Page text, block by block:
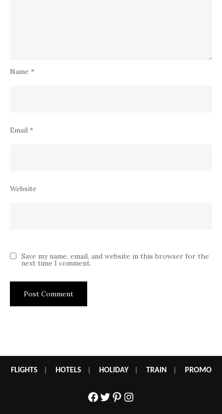
Name *
Email *
Website
Save my name, email, and website in this browser for the
next time I comment.
FLIGHTS HOTELS HOLIDAY| TRAIN PROMO
Facebook
Twitter
Pinterest
Instagram